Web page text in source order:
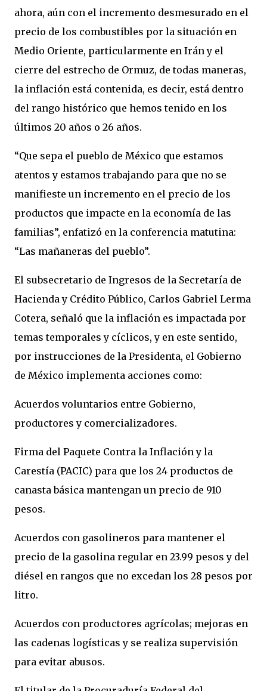
ahora, aún con el incremento desmesurado en el
precio de los combustibles por la situación en
Medio Oriente, particularmente en Irán y el
cierre del estrecho de Ormuz, de todas maneras,
la inflación está contenida, es decir, está dentro
del rango histórico que hemos tenido en los
últimos 20 años o 26 años.
“Que sepa el pueblo de México que estamos
atentos y estamos trabajando para que no se
manifieste un incremento en el precio de los
productos que impacte en la economía de las
familias”, enfatizó en la conferencia matutina:
“Las mañaneras del pueblo”.
El subsecretario de Ingresos de la Secretaría de
Hacienda y Crédito Público, Carlos Gabriel Lerma
Cotera, señaló que la inflación es impactada por
temas temporales y cíclicos, y en este sentido,
por instrucciones de la Presidenta, el Gobierno
de México implementa acciones como:
Acuerdos voluntarios entre Gobierno,
productores y comercializadores.
Firma del Paquete Contra la Inflación y la
Carestía (PACIC) para que los 24 productos de
canasta básica mantengan un precio de 910
pesos.
Acuerdos con gasolineros para mantener el
precio de la gasolina regular en 23.99 pesos y del
diésel en rangos que no excedan los 28 pesos por
litro.
Acuerdos con productores agrícolas; mejoras en
las cadenas logísticas y se realiza supervisión
para evitar abusos.